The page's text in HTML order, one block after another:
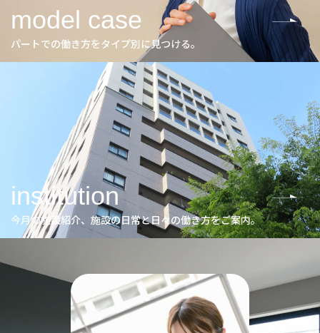
model case
パートでの働き方をタイプ別に見つける。
institution
今月の施設紹介、施設の日常と日々の働き方をご案内。